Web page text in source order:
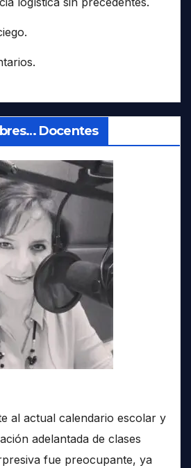
Docentes
al actual calendario escolar y
adelantada de clases
fue preocupante, ya